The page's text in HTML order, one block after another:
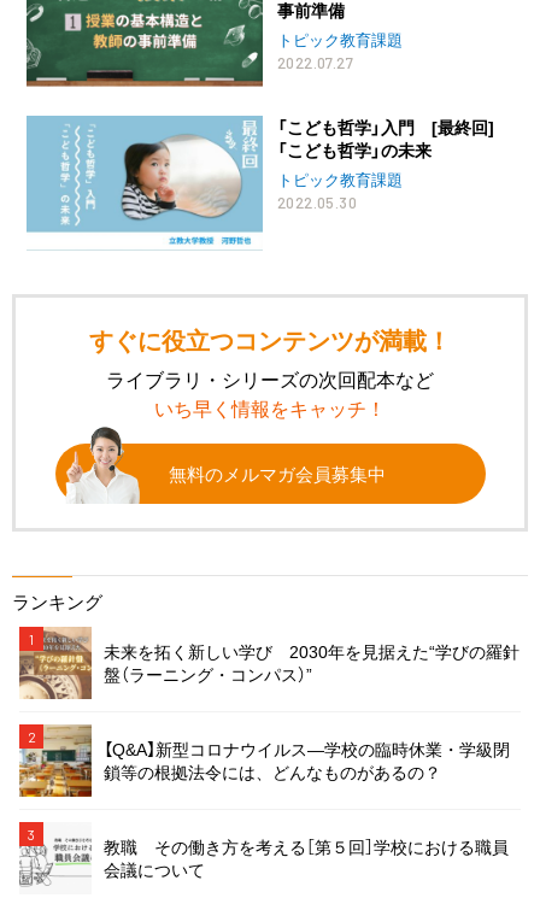
事前準備
トピック教育課題
2022.07.27
「こども哲学」入門 [最終回]
「こども哲学」の未来
トピック教育課題
2022.05.30
すぐに役立つコンテンツが満載！
ライブラリ・シリーズの次回配本など
いち早く情報をキャッチ！
無料のメルマガ会員募集中
ランキング
1
未来を拓く新しい学び 2030年を見据えた“学びの羅針
盤（ラーニング・コンパス）”
2
【Q&A】新型コロナウイルス―学校の臨時休業・学級閉
鎖等の根拠法令には、どんなものがあるの？
3
教職 その働き方を考える［第５回］学校における職員
会議について